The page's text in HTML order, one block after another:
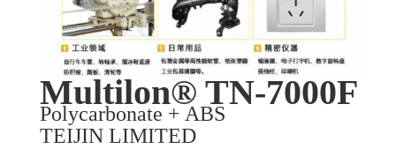
Multilon® TN-7000F
Polycarbonate + ABS
TEIJIN LIMITED